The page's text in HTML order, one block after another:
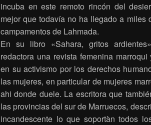
incuba en este remoto rincón del
mejor que todavía no ha llegado a miles
campamentos de Lahmada.
En su libro «Sahara, gritos
redactora una revista femenina
en su activismo por los derechos
las mujeres, en particular de mujeres
ahi donde duele. La escritora que
las provincias del sur de Marruecos,
incandescente lo que soportàn todos